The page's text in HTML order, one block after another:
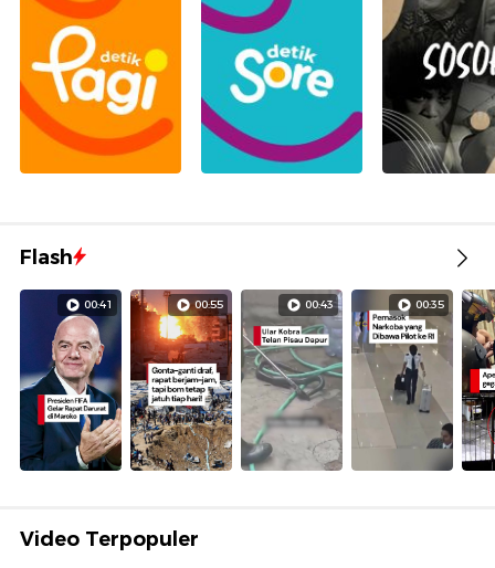
Flash
00:41 00:55 00:43 00:35
Video Terpopuler